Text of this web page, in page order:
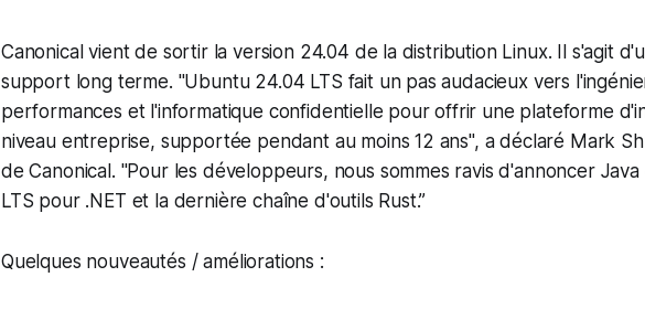
Canonical vient de sortir la version 24.04 de la distribution Linux. Il s'agit
support long terme. "Ubuntu 24.04 LTS fait un pas audacieux vers
performances et l'informatique confidentielle pour offrir une plateforme
niveau entreprise, supportée pendant au moins 12 ans", a déclaré Mark
de Canonical. "Pour les développeurs, nous sommes ravis d'annoncer
LTS pour .NET et la dernière chaîne d'outils Rust.”
Quelques nouveautés / améliorations :